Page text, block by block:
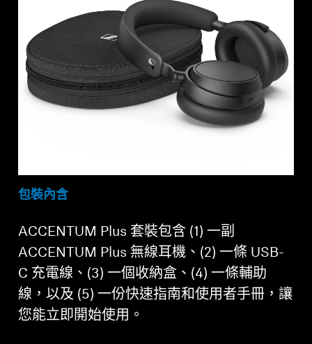
包裝內含
ACCENTUM Plus 套裝包含 (1) 一副
ACCENTUM Plus 無線耳機、(2) 一條 USB-
C 充電線、(3) 一個收納盒、(4) 一條輔助
線，以及 (5) 一份快速指南和使用者手冊，讓
您能立即開始使用。